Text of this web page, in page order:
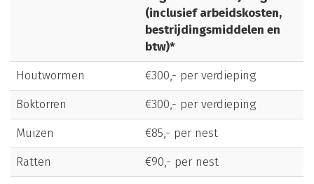
(inclusief arbeidskosten,
bestrijdingsmiddelen en
btw)*
Houtwormen
€300,- per verdieping
Boktorren
€300,- per verdieping
Muizen
€85,- per nest
Ratten
€90,- per nest